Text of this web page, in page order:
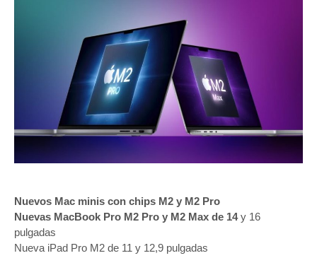
Nuevos Mac minis con chips M2 y M2 Pro
Nuevas MacBook Pro M2 Pro y M2 Max de 14y 16
pulgadas
Nueva iPad Pro M2 de 11 y 12,9 pulgadas